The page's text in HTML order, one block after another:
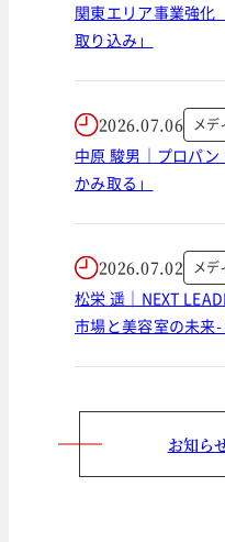
関東エリア事業強
取り込み」
2026.07.06 メデ
中原 駿男｜プロパ
かみ取る」
2026.07.02 メデ
松栄 遥｜NEXT
市場と美容室の未来-
お知ら